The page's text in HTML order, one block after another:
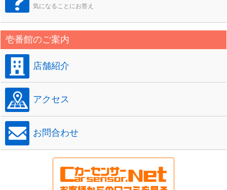
気になることにお答え
壱番館のご案内
店舗紹介
アクセス
お問合わせ